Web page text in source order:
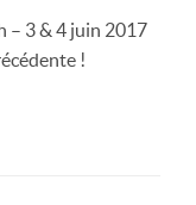
– 3 & 4 juin 2017
!